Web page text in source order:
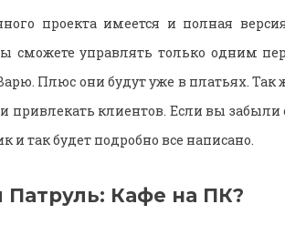
проекта имеется и полная
управлять только одним
Плюс они будут уже в платьях. Так
привлекать клиентов. Если вы забыли
так будет подробно все написано.
Патруль: Кафе на ПК?